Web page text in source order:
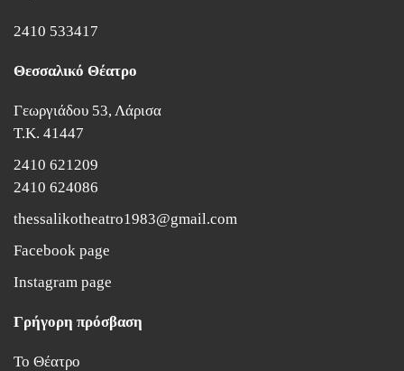
2410 533417
Θεσσαλικό Θέατρο
Γεωργιάδου 53, Λάρισα
Τ.Κ. 41447
2410 621209
2410 624086
thessalikotheatro1983@gmail.com
Facebook page
Instagram page
Γρήγορη πρόσβαση
Το Θέατρο